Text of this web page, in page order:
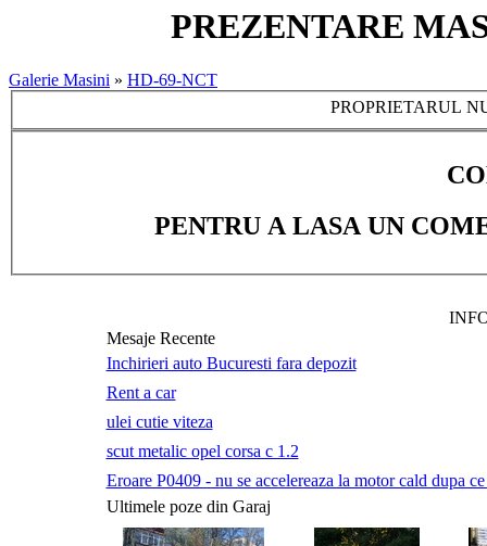
PREZENTARE
Galerie Masini » HD-69-NCT
PROPRIETARUL
PENTRU A LASA UN
Mesaje Recente
Inchirieri auto Bucuresti fara depozit
Rent a car
ulei cutie viteza
scut metalic opel corsa c 1.2
Eroare P0409 - nu se accelereaza la motor cald dupa
Ultimele poze din Garaj